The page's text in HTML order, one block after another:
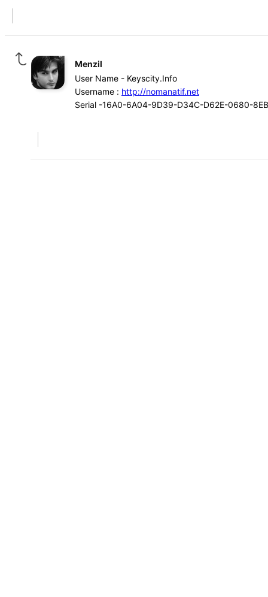
Menzil
User Name - Keyscity.Info
Username : http://nomanatif.net
Serial -16A0-6A04-9D39-D34C-D62E-0680-